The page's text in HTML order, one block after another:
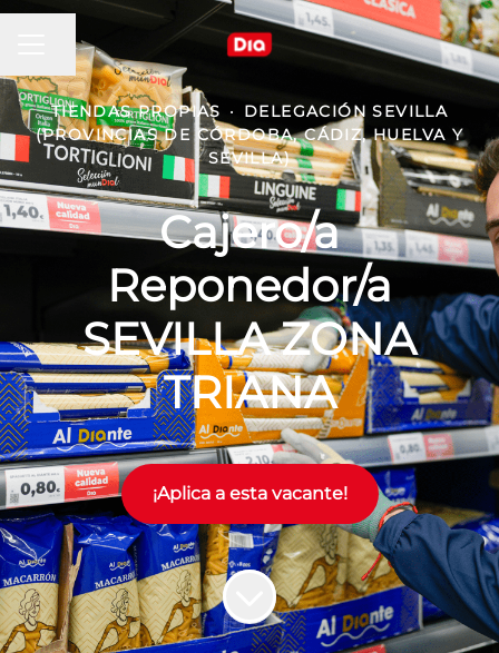
MENÚ DE EMPLEO
Compartir página
TIENDAS PROPIAS ·
DELEGACIÓN SEVILLA
(PROVINCIAS DE CÓRDOBA, CÁDIZ, HUELVA Y
SEVILLA)
Cajero/a
Reponedor/a
SEVILLA ZONA
TRIANA
¡Aplica a esta vacante!